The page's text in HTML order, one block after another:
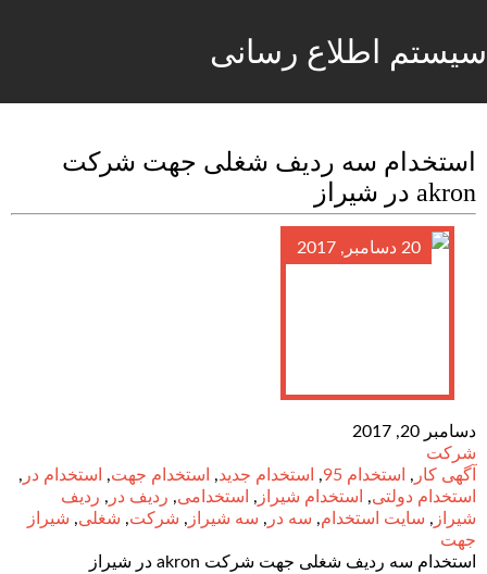
سیستم اطلاع رسانی
استخدام سه ردیف شغلی جهت شرکت
akron در شیراز
20 دسامبر, 2017
دسامبر 20, 2017
شرکت
آگهی کار , استخدام 95 , استخدام جدید, استخدام جهت, استخدام در ,
استخدام دولتی, استخدام شیراز , استخدامی, ردیف در , ردیف
شیراز , سایت استخدام, سه در , سه شیراز , شرکت, شغلی, شیراز
جهت
استخدام سه ردیف شغلی جهت شرکت akron در شیراز